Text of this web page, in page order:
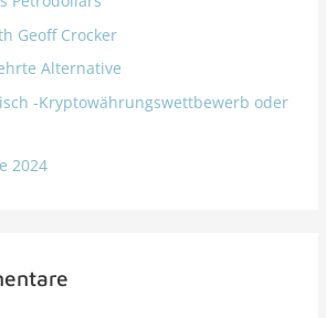
Geoff Crocker
Alternative
-Kryptowährungswettbewerb oder
2024